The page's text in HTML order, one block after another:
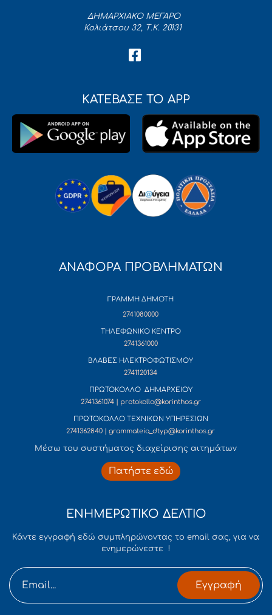
ΔΗΜΑΡΧΙΑΚΟ ΜΕΓΑΡΟ
Κολιάτσου 32, Τ.Κ. 20131
ΚΑΤΕΒΑΣΕ ΤΟ APP
ΑΝΑΦΟΡΑ ΠΡΟΒΛΗΜΑΤΩΝ
ΓΡΑΜΜΗ ΔΗΜΟΤΗ
2741080000
ΤΗΛΕΦΩΝΙΚΟ ΚΕΝΤΡΟ
2741361000
ΒΛΑΒΕΣ ΗΛΕΚΤΡΟΦΩΤΙΣΜΟΥ
2741120134
ΠΡΩΤΟΚΟΛΛΟ ΔΗΜΑΡΧΕΙΟΥ
2741361074 | protokollo@korinthos.gr
ΠΡΩΤΟΚΟΛΛΟ ΤΕΧΝΙΚΩΝ ΥΠΗΡΕΣΙΩΝ
2741362840 | grammateia_dtyp@korinthos.gr
Mέσω του συστήματος διαχείρισης αιτημάτων
Πατήστε εδώ
ΕΝΗΜΕΡΩΤΙΚΟ ΔΕΛΤΙΟ
Κάντε εγγραφή εδώ συμπληρώνοντας το email σας, για να
ενημερώνεστε !
Εγγραφή